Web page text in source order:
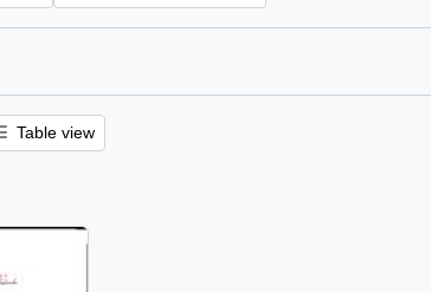
Table view